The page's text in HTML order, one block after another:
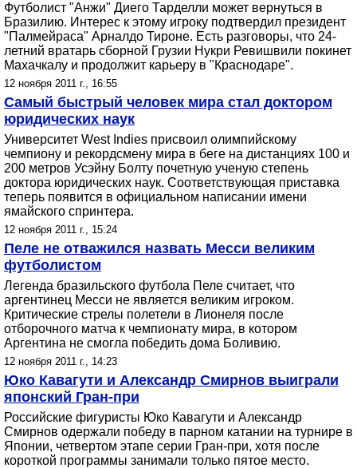
Футболист "Анжи" Диего Тарделли может вернуться в
Бразилию. Интерес к этому игроку подтвердил президент
"Палмейраса" Арналдо Тироне. Есть разговоры, что 24-
летний вратарь сборной Грузии Нукри Ревишвили покинет
Махачкалу и продолжит карьеру в "Краснодаре".
12 ноября 2011 г., 16:55
Самый быстрый человек мира стал доктором
юридических наук
Университет West Indies присвоил олимпийскому
чемпиону и рекордсмену мира в беге на дистанциях 100 и
200 метров Усэйну Болту почетную ученую степень
доктора юридических наук. Соответствующая приставка
теперь появится в официальном написании имени
ямайского спринтера.
12 ноября 2011 г., 15:24
Пеле не отважился назвать Месси великим
футболистом
Легенда бразильского футбола Пеле считает, что
аргентинец Месси не является великим игроком.
Критические стрелы полетели в Лионеля после
отборочного матча к чемпионату мира, в котором
Аргентина не смогла победить дома Боливию.
12 ноября 2011 г., 14:23
Юко Кавагути и Александр Смирнов выиграли
японский Гран-при
Российские фигуристы Юко Кавагути и Александр
Смирнов одержали победу в парном катании на турнире в
Японии, четвертом этапе серии Гран-при, хотя после
короткой программы занимали только пятое место.